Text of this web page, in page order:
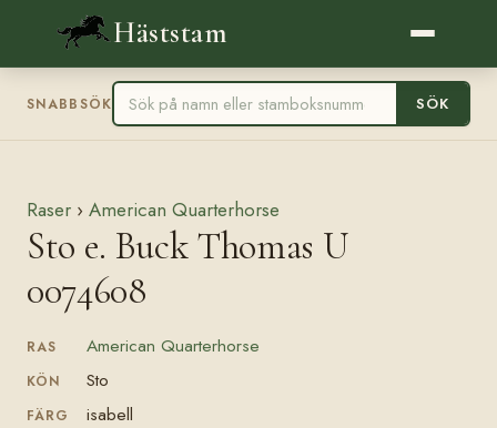
Häststam
SNABBSÖK SÖK
Raser › American Quarterhorse
Sto e. Buck Thomas U
0074608
RAS American Quarterhorse
KÖN Sto
FÄRG isabell